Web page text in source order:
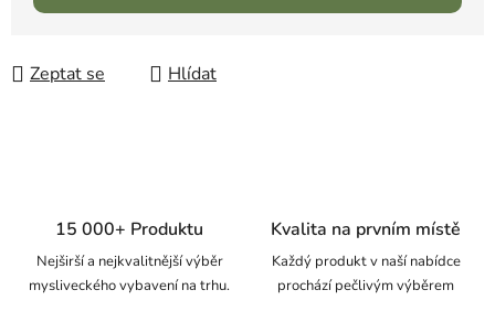
Zeptat se Hlídat
15 000+ Produktu
Nejširší a nejkvalitnější výběr
mysliveckého vybavení na trhu.
Kvalita na prvním místě
Každý produkt v naší nabídce
prochází pečlivým výběrem